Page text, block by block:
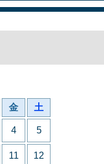
金 土
4 5
11 12